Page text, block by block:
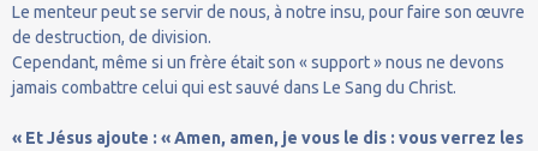
Le menteur peut se servir de nous, à notre insu, pour faire son œuvre
de destruction, de division.
Cependant, même si un frère était son « support » nous ne devons
jamais combattre celui qui est sauvé dans Le Sang du Christ.
« Et Jésus ajoute : « Amen, amen, je vous le dis : vous verrez les